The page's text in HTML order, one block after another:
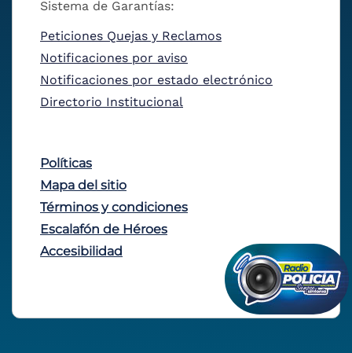
Sistema de Garantías:
Peticiones Quejas y Reclamos
Notificaciones por aviso
Notificaciones por estado electrónico
Directorio Institucional
Políticas
Mapa del sitio
Términos y condiciones
Escalafón de Héroes
Accesibilidad